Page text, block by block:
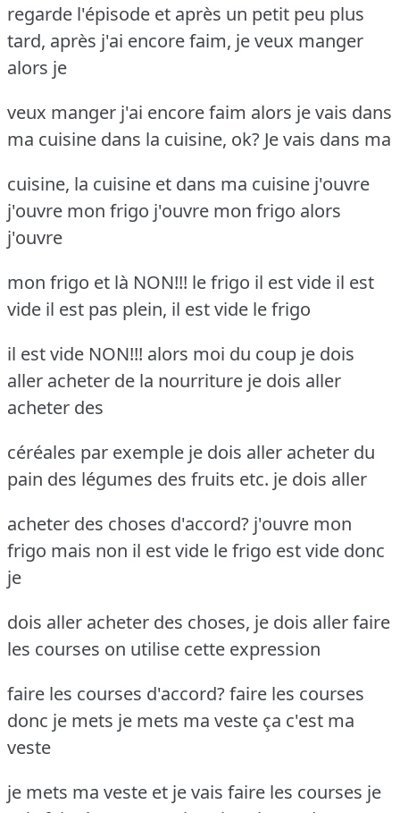
regarde l'épisode et après un petit peu plus
tard, après j'ai encore faim, je veux manger
alors je
veux manger j'ai encore faim alors je vais dans
ma cuisine dans la cuisine, ok? Je vais dans ma
cuisine, la cuisine et dans ma cuisine j'ouvre
j'ouvre mon frigo j'ouvre mon frigo alors
j'ouvre
mon frigo et là NON!!! le frigo il est vide il est
vide il est pas plein, il est vide le frigo
il est vide NON!!! alors moi du coup je dois
aller acheter de la nourriture je dois aller
acheter des
céréales par exemple je dois aller acheter du
pain des légumes des fruits etc. je dois aller
acheter des choses d'accord? j'ouvre mon
frigo mais non il est vide le frigo est vide donc
je
dois aller acheter des choses, je dois aller faire
les courses on utilise cette expression
faire les courses d'accord? faire les courses
donc je mets je mets ma veste ça c'est ma
veste
je mets ma veste et je vais faire les courses je